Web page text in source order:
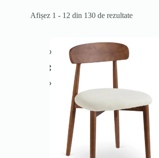
Afișez 1 - 12 din 130 de rezultate